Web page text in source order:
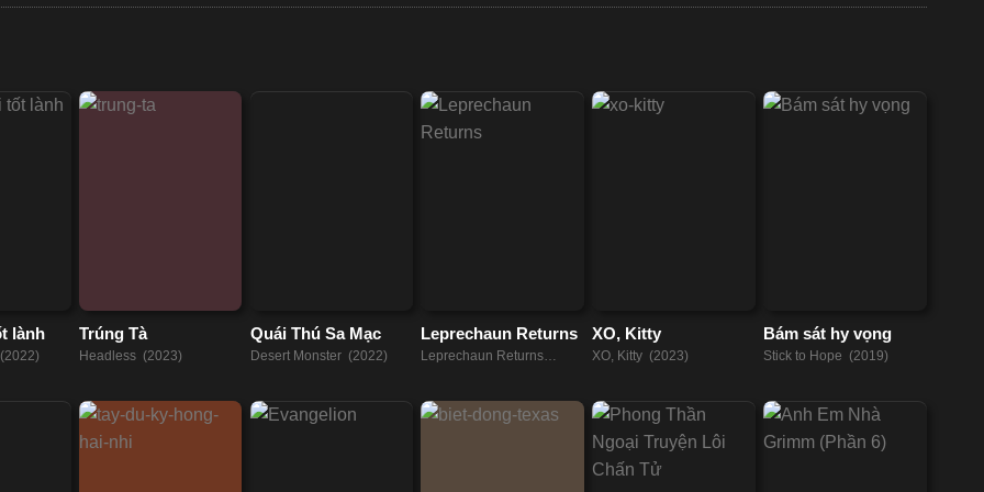
lành Trúng Tà
Headless (2023)
Quái Thú Sa Mạc
Desert Monster (2022)
Leprechaun Returns
Leprechaun Returns
XO, Kitty
XO, Kitty (2023)
Bám sát hy vọng
Stick to Hope (2019)